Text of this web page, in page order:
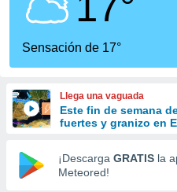
se
calidad.
a este
las
y
forma
digital
basada
Sensación de 17°
Llega una vaguada
Este fin de semana
fuertes y granizo en
¡Descarga GRATIS la
Meteored!